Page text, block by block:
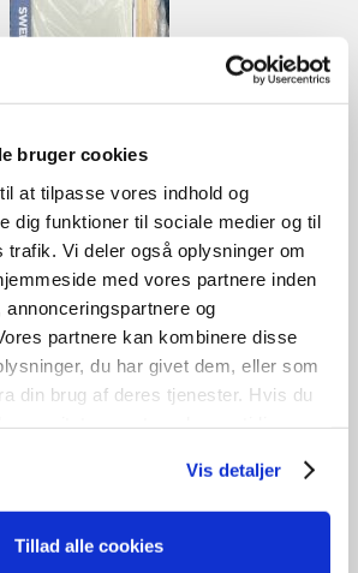
bruger cookies
at tilpasse vores indhold og
dig funktioner til sociale medier og til
trafik. Vi deler også oplysninger om
med vores partnere inden
og
partnere kan kombinere disse
du har givet dem, eller som
din brug af deres tjenester. Hvis du
Vis detaljer
Tillad alle cookies
dør med karmsæt
kr.1.300,00
/H209cm1stk. på lager